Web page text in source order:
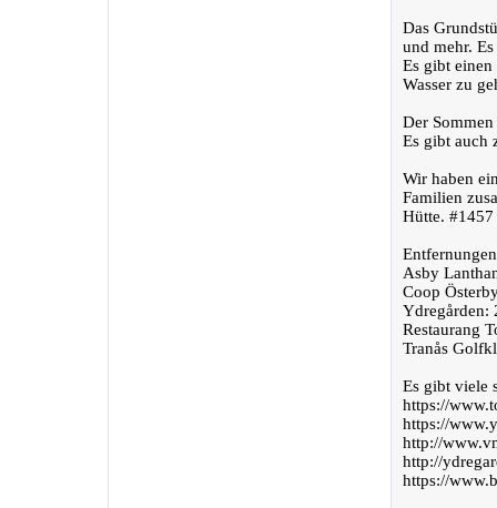
Das
und mehr.
Es gibt
Wasser zu
Der
Es gibt auch
Wir haben
Familien
Hütte. #1457
Asby
Coop
Ydregården:
Restaurang
Tranås
Es gibt viele
https://
https://
http://
http://
https://